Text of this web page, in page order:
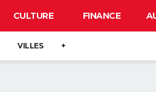
CULTURE FINANCE
VILLES +